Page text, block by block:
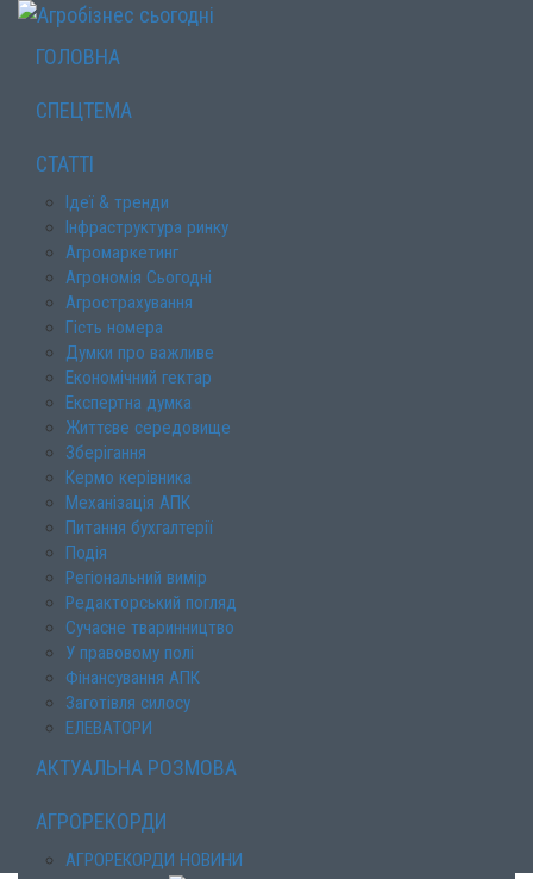
ГОЛОВНА
СПЕЦТЕМА
СТАТТІ
Ідеї & тренди
Інфраструктура ринку
Агромаркетинг
Агрономія Сьогодні
Агрострахування
Гість номера
Думки про важливе
Економічний гектар
Експертна думка
Життєве середовище
Зберігання
Кермо керівника
Механізація АПК
Питання бухгалтерії
Подія
Регіональний вимір
Редакторський погляд
Сучасне тваринництво
У правовому полі
Фінансування АПК
Заготівля силосу
ЕЛЕВАТОРИ
АКТУАЛЬНА РОЗМОВА
АГРОРЕКОРДИ
АГРОРЕКОРДИ НОВИНИ